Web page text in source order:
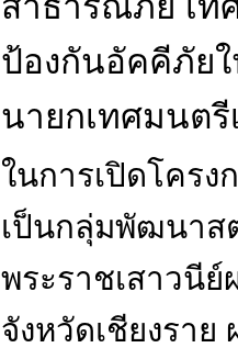
ป้องกันอัคคีภัย
นายกเทศมนต
ในการเปิดโครง
เป็นกลุ่มพัฒนาส
พระราชเสาวนีย์
จังหวัดเชียงราย